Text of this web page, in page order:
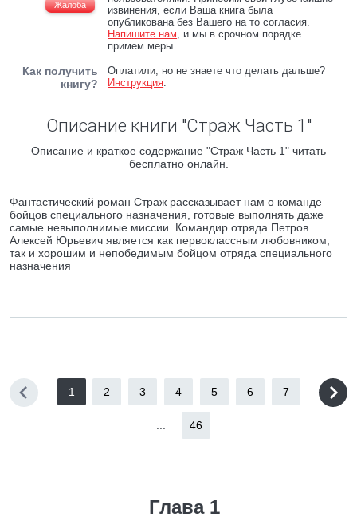
Жалоба
извинения, если Ваша книга была
опубликована без Вашего на то согласия.
Напишите нам, и мы в срочном порядке
примем меры.
Как получить
книгу?
Оплатили, но не знаете что делать дальше?
Инструкция.
Описание книги "Страж Часть 1"
Описание и краткое содержание "Страж Часть 1" читать
бесплатно онлайн.
Фантастический роман Страж рассказывает нам о команде
бойцов специального назначения, готовые выполнять даже
самые невыполнимые миссии. Командир отряда Петров
Алексей Юрьевич является как первоклассным любовником,
так и хорошим и непобедимым бойцом отряда специального
назначения
1 2 3 4 5 6 7
46
Глава 1